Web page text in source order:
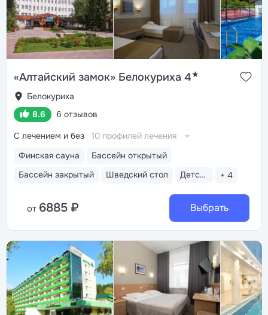
сауны, хаммам, ледяная купель
«Алтайский замок» Белокуриха 4★
Белокуриха
8.6
6 отзывов
Финская сауна
Бассейн открытый
Бассейн закрытый
Шведский стол Детская анимация + 4
С лечением и без 10 профилей лечения
от 6885 ₽ Выбрать